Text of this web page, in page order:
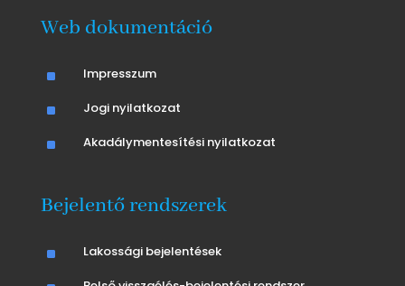
Web dokumentáció
^ Impresszum
^ Jogi nyilatkozat
^ Akadálymentesítési nyilatkozat
Bejelentő rendszerek
^ Lakossági bejelentések